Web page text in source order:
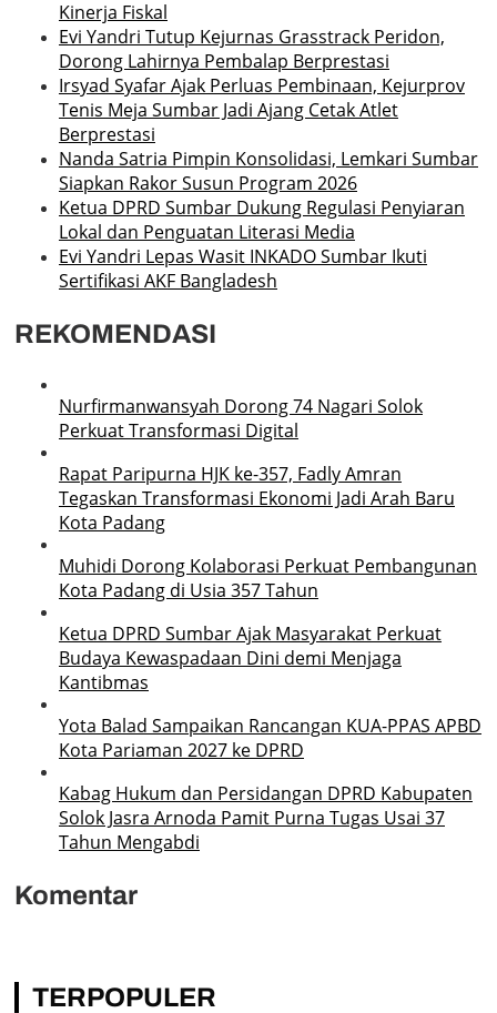
Kinerja Fiskal
Evi Yandri Tutup Kejurnas Grasstrack Peridon,
Dorong Lahirnya Pembalap Berprestasi
Irsyad Syafar Ajak Perluas Pembinaan, Kejurprov
Tenis Meja Sumbar Jadi Ajang Cetak Atlet
Berprestasi
Nanda Satria Pimpin Konsolidasi, Lemkari Sumbar
Siapkan Rakor Susun Program 2026
Ketua DPRD Sumbar Dukung Regulasi Penyiaran
Lokal dan Penguatan Literasi Media
Evi Yandri Lepas Wasit INKADO Sumbar Ikuti
Sertifikasi AKF Bangladesh
REKOMENDASI
Nurfirmanwansyah Dorong 74 Nagari Solok
Perkuat Transformasi Digital
Rapat Paripurna HJK ke-357, Fadly Amran
Tegaskan Transformasi Ekonomi Jadi Arah Baru
Kota Padang
Muhidi Dorong Kolaborasi Perkuat Pembangunan
Kota Padang di Usia 357 Tahun
Ketua DPRD Sumbar Ajak Masyarakat Perkuat
Budaya Kewaspadaan Dini demi Menjaga
Kantibmas
Yota Balad Sampaikan Rancangan KUA-PPAS APBD
Kota Pariaman 2027 ke DPRD
Kabag Hukum dan Persidangan DPRD Kabupaten
Solok Jasra Arnoda Pamit Purna Tugas Usai 37
Tahun Mengabdi
Komentar
TERPOPULER